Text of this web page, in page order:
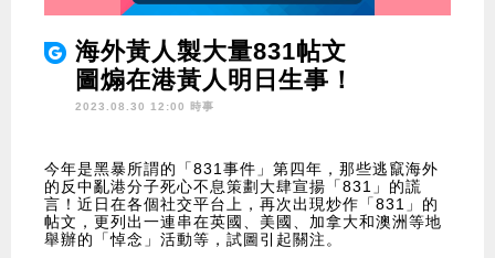
海外黃人製大量831帖文
圖煽在港黃人明日生事！
2023.08.30 12:00 時事
今年是黑暴所謂的「831事件」第四年，那些逃竄海外
的反中亂港分子死心不息策劃大肆宣揚「831」的謊
言！近日在各個社交平台上，再次出現炒作「831」的
帖文，更列出一連串在英國、美國、加拿大和澳洲等地
舉辦的「悼念」活動等，試圖引起關注。